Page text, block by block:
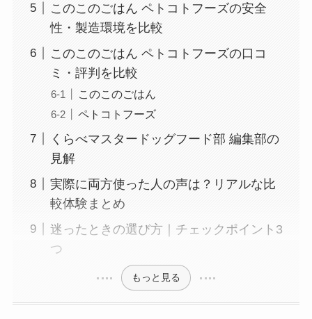
このこのごはん ペトコトフーズの安全
性・製造環境を比較
このこのごはん ペトコトフーズの口コ
ミ・評判を比較
このこのごはん
ペトコトフーズ
くらべマスタードッグフード部 編集部の
見解
実際に両方使った人の声は？リアルな比
較体験まとめ
迷ったときの選び方｜チェックポイント3
つ
もっと見る